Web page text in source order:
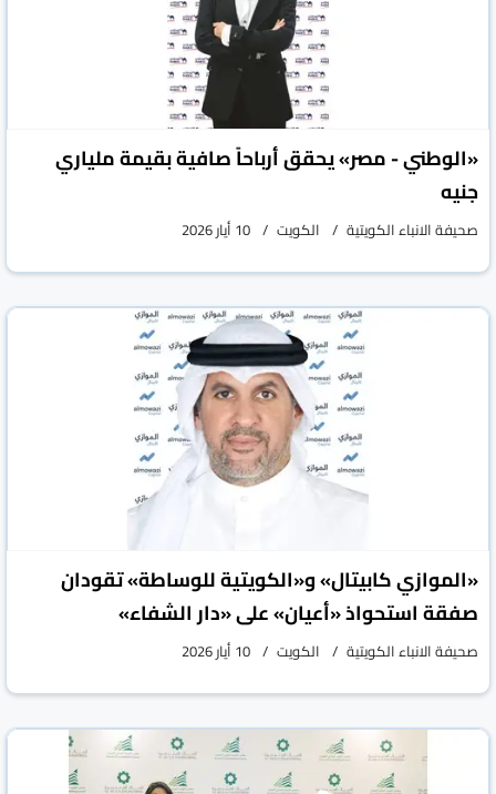
«الوطني - مصر» يحقق أرباحاً صافية بقيمة ملياري
جنيه
صحيفة الانباء الكويتية الكويت 10 أيار 2026
«الموازي كابيتال» و«الكويتية للوساطة» تقودان
صفقة استحواذ «أعيان» على «دار الشفاء»
صحيفة الانباء الكويتية الكويت 10 أيار 2026